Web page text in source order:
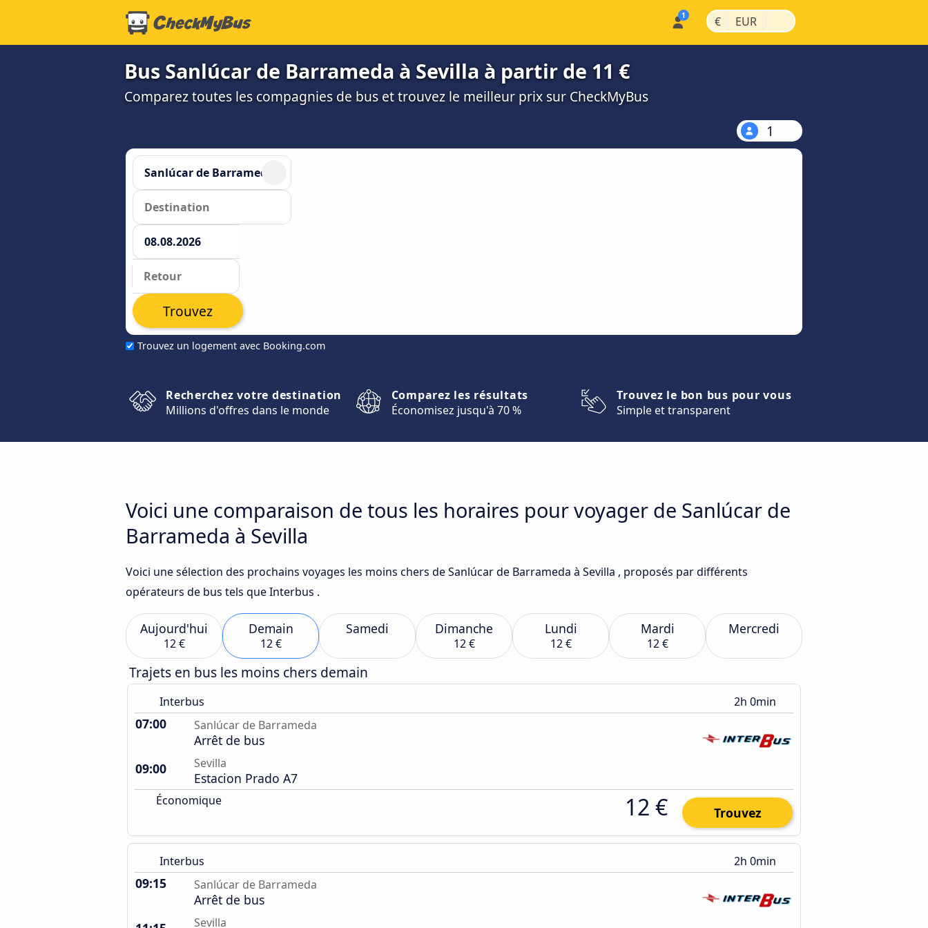
€ | EUR |
Bus Sanlúcar de Barrameda à Sevilla à partir de 11 €
Comparez toutes les compagnies de bus et trouvez le meilleur prix sur CheckMyBus
1
Trouvez un logement avec Booking.com
Trouvez
Recherchez votre destination
Millions d'offres dans le monde
Comparez les résultats
Économisez jusqu'à 70 %
Trouvez le bon bus pour vous
Simple et transparent
Voici une comparaison de tous les horaires pour voyager de Sanlúcar de
Barrameda à Sevilla
Voici une sélection des prochains voyages les moins chers de Sanlúcar de Barrameda à Sevilla , proposés par différents
opérateurs de bus tels que Interbus .
Aujourd'hui
12 €
Demain
12 €
Samedi Dimanche
12 €
Lundi
12 €
Mardi
12 €
Mercredi
Trajets en bus les moins chers demain
Interbus 2h 0min
07:00 Sanlúcar de Barrameda
Arrêt de bus
09:00
Sevilla
Estacion Prado A7
Économique 12 € Trouvez
Interbus 2h 0min
09:15 Sanlúcar de Barrameda
Arrêt de bus
Sevilla